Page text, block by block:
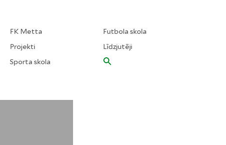
FK Metta
Projekti
Sporta skola
Futbola skola
Līdzjutēji